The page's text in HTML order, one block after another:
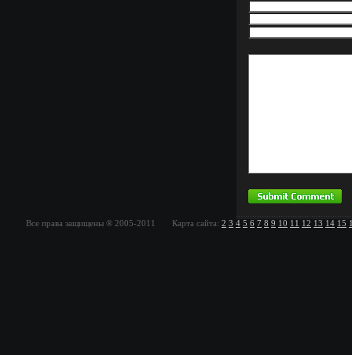
Все права защищены ® 2005-2011 Карта сайта: 2 3 4 5 6 7 8 9 10 11 12 13 14 15